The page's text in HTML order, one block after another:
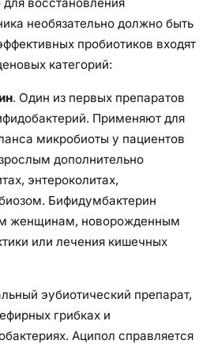
восстановления
необязательно должно быть
пробиотиков входят
категорий:
. Один из первых препаратов
Применяют для
микробиоты у пациентов
дополнительно
энтероколитах,
Бифидумбактерин
женщинам, новорожденным
или лечения кишечных
эубиотический препарат,
грибках и
Аципол справляется